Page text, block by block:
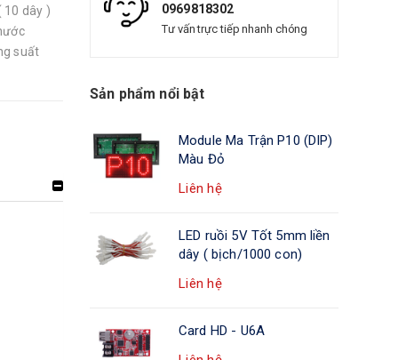
10 dây )
suất
0969818302
Tư vấn trực tiếp nhanh chóng
Sản phẩm nổi bật
Module Ma Trận P10 (DIP)
Màu Đỏ
Liên hệ
LED ruồi 5V Tốt 5mm liền
dây ( bịch/1000 con)
Liên hệ
Card HD - U6A